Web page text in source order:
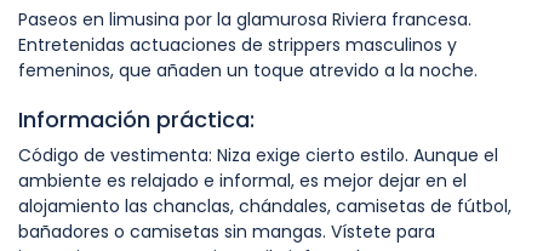
Paseos en limusina por la glamurosa Riviera francesa.
Entretenidas actuaciones de strippers masculinos y
femeninos, que añaden un toque atrevido a la noche.
Información práctica:
Código de vestimenta: Niza exige cierto estilo. Aunque el
ambiente es relajado e informal, es mejor dejar en el
alojamiento las chanclas, chándales, camisetas de fútbol,
bañadores o camisetas sin mangas. Vístete para